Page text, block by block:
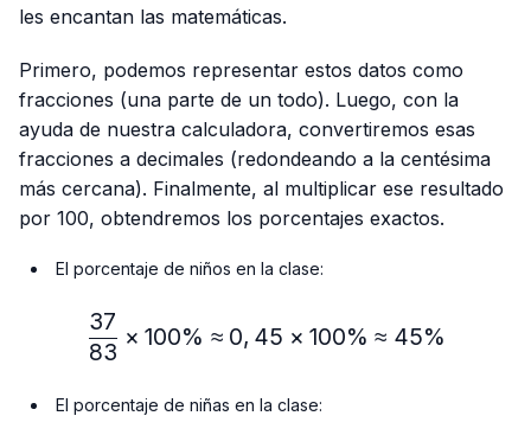
les encantan las matemáticas.
Primero, podemos representar estos datos como
fracciones (una parte de un todo). Luego, con la
ayuda de nuestra calculadora, convertiremos esas
fracciones a decimales (redondeando a la centésima
más cercana). Finalmente, al multiplicar ese resultado
por 100, obtendremos los porcentajes exactos.
El porcentaje de niños en la clase:
\frac{37}{83} × 100\%≈
83
37
× 100% ≈ 0, 45 × 100% ≈ 45%
El porcentaje de niñas en la clase: